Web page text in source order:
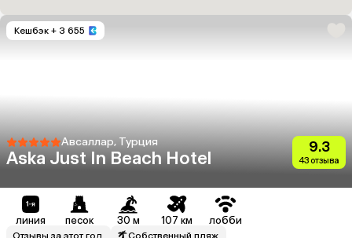
Кешбэк + 3 655
Авсаллар, Турция
Aska Just In Beach Hotel
9.3
43 отзыва
линия песок 30 м 107 км лобби
Отзывы за этот год Собственный пляж